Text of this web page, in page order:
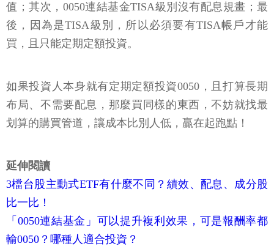
值；其次，0050連結基金TISA級別沒有配息規畫；最
後，因為是TISA級別，所以必須要有TISA帳戶才能
買，且只能定期定額投資。
如果投資人本身就有定期定額投資0050，且打算長期
布局、不需要配息，那麼買同樣的東西，不妨就找最
划算的購買管道，讓成本比別人低，贏在起跑點！
延伸閱讀
3檔台股主動式ETF有什麼不同？績效、配息、成分股
比一比！
「0050連結基金」可以提升複利效果，可是報酬率都
輸0050？哪種人適合投資？